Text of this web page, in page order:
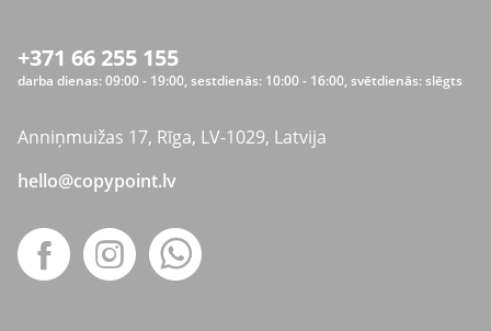
+371 66 255 155
darba dienas: 09:00 - 19:00, sestdienās: 10:00 - 16:00, svētdienās: slēgts
Anniņmuižas 17, Rīga, LV-1029, Latvija
hello@copypoint.lv